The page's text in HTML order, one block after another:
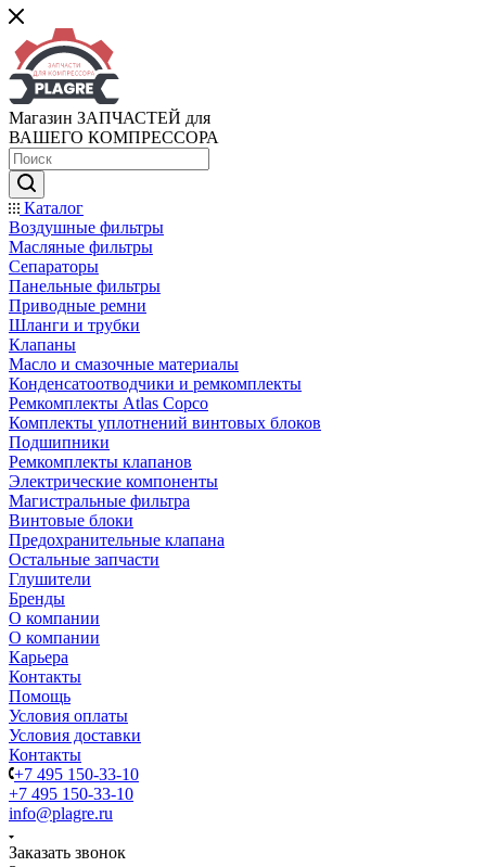
Магазин ЗАПЧАСТЕЙ для
ВАШЕГО КОМПРЕССОРА
Каталог
Воздушные фильтры
Масляные фильтры
Сепараторы
Панельные фильтры
Приводные ремни
Шланги и трубки
Клапаны
Масло и смазочные материалы
Конденсатоотводчики и ремкомплекты
Ремкомплекты Atlas Copco
Комплекты уплотнений винтовых блоков
Подшипники
Ремкомплекты клапанов
Электрические компоненты
Магистральные фильтра
Винтовые блоки
Предохранительные клапана
Остальные запчасти
Глушители
Бренды
О компании
О компании
Карьера
Контакты
Помощь
Условия оплаты
Условия доставки
Контакты
+7 495 150-33-10
+7 495 150-33-10
info@plagre.ru
Заказать звонок